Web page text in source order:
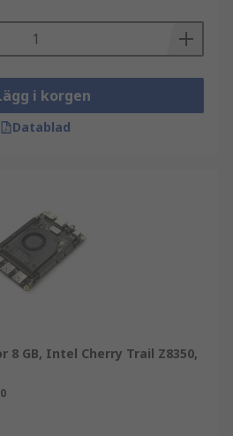
i korgen
Datablad
8 GB, Intel Cherry Trail Z8350,